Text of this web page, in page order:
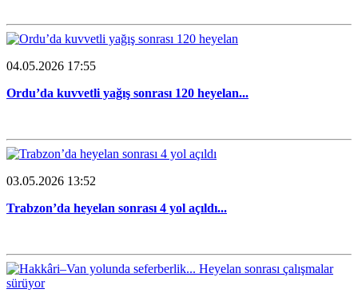
04.05.2026 17:55
Ordu’da kuvvetli yağış sonrası 120 heyelan...
03.05.2026 13:52
Trabzon’da heyelan sonrası 4 yol açıldı...